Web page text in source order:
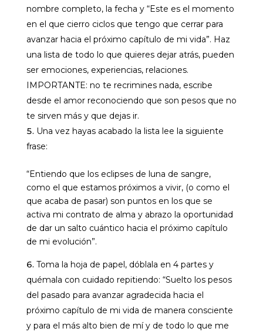
nombre completo, la fecha y “Este es el momento
en el que cierro ciclos que tengo que cerrar para
avanzar hacia el próximo capítulo de mi vida”. Haz
una lista de todo lo que quieres dejar atrás, pueden
ser emociones, experiencias, relaciones.
IMPORTANTE: no te recrimines nada, escribe
desde el amor reconociendo que son pesos que no
te sirven más y que dejas ir.
Una vez hayas acabado la lista lee la siguiente
frase:
“Entiendo que los eclipses de luna de sangre,
como el que estamos próximos a vivir, (o como el
que acaba de pasar) son puntos en los que se
activa mi contrato de alma y abrazo la oportunidad
de dar un salto cuántico hacia el próximo capítulo
de mi evolución”.
Toma la hoja de papel, dóblala en 4 partes y
quémala con cuidado repitiendo: “Suelto los pesos
del pasado para avanzar agradecida hacia el
próximo capítulo de mi vida de manera consciente
y para el más alto bien de mí y de todo lo que me